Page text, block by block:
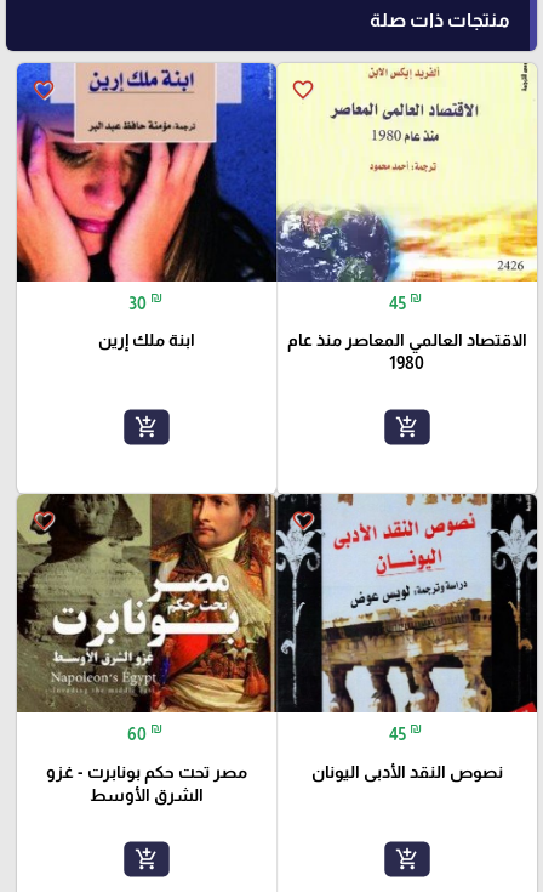
منتجات ذات صلة
favorite_border
45 ₪
الاقتصاد العالمي المعاصر منذ عام
1980
add_shopping_cart
favorite_border
30 ₪
ابنة ملك إرين
add_shopping_cart
favorite_border
45 ₪
نصوص النقد الأدبى اليونان
add_shopping_cart
favorite_border
60 ₪
مصر تحت حكم بونابرت - غزو
الشرق الأوسط
add_shopping_cart